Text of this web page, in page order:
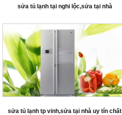
sửa tủ lạnh tại nghi lộc,sửa tại nhà
sửa tủ lạnh tp vinh,sửa tại nhà uy tín chất